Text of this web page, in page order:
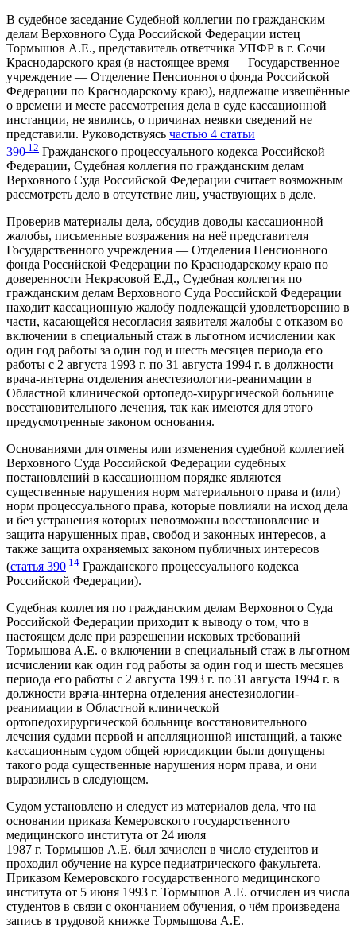
В судебное заседание Судебной коллегии по гражданским
делам Верховного Суда Российской Федерации истец
Тормышов А.Е., представитель ответчика УПФР в г. Сочи
Краснодарского края (в настоящее время — Государственное
учреждение — Отделение Пенсионного фонда Российской
Федерации по Краснодарскому краю), надлежаще извещённые
о времени и месте рассмотрения дела в суде кассационной
инстанции, не явились, о причинах неявки сведений не
представили. Руководствуясь частью 4 статьи
390 12 Гражданского процессуального кодекса Российской
Федерации, Судебная коллегия по гражданским делам
Верховного Суда Российской Федерации считает возможным
рассмотреть дело в отсутствие лиц, участвующих в деле.
Проверив материалы дела, обсудив доводы кассационной
жалобы, письменные возражения на неё представителя
Государственного учреждения — Отделения Пенсионного
фонда Российской Федерации по Краснодарскому краю по
доверенности Некрасовой Е.Д., Судебная коллегия по
гражданским делам Верховного Суда Российской Федерации
находит кассационную жалобу подлежащей удовлетворению в
части, касающейся несогласия заявителя жалобы с отказом во
включении в специальный стаж в льготном исчислении как
один год работы за один год и шесть месяцев периода его
работы с 2 августа 1993 г. по 31 августа 1994 г. в должности
врача-интерна отделения анестезиологии-реанимации в
Областной клинической ортопедо-хирургической больнице
восстановительного лечения, так как имеются для этого
предусмотренные законом основания.
Основаниями для отмены или изменения судебной коллегией
Верховного Суда Российской Федерации судебных
постановлений в кассационном порядке являются
существенные нарушения норм материального права и (или)
норм процессуального права, которые повлияли на исход дела
и без устранения которых невозможны восстановление и
защита нарушенных прав, свобод и законных интересов, а
также защита охраняемых законом публичных интересов
(статья 390 14 Гражданского процессуального кодекса
Российской Федерации).
Судебная коллегия по гражданским делам Верховного Суда
Российской Федерации приходит к выводу о том, что в
настоящем деле при разрешении исковых требований
Тормышова А.Е. о включении в специальный стаж в льготном
исчислении как один год работы за один год и шесть месяцев
периода его работы с 2 августа 1993 г. по 31 августа 1994 г. в
должности врача-интерна отделения анестезиологии-
реанимации в Областной клинической
ортопедохирургической больнице восстановительного
лечения судами первой и апелляционной инстанций, а также
кассационным судом общей юрисдикции были допущены
такого рода существенные нарушения норм права, и они
выразились в следующем.
Судом установлено и следует из материалов дела, что на
основании приказа Кемеровского государственного
медицинского института от 24 июля
1987 г. Тормышов А.Е. был зачислен в число студентов и
проходил обучение на курсе педиатрического факультета.
Приказом Кемеровского государственного медицинского
института от 5 июня 1993 г. Тормышов А.Е. отчислен из числа
студентов в связи с окончанием обучения, о чём произведена
запись в трудовой книжке Тормышова А.Е.